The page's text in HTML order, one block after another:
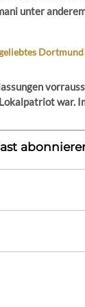
unter
war.